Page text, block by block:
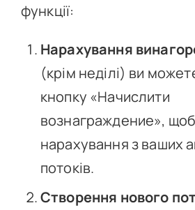
функції:
Нарахування
(крім неділі) ви
кнопку «Начислити
вознаграждение»,
нарахування з ваших
потоків.
Створення нового